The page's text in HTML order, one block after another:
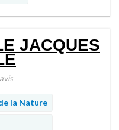
JACQUES
la Nature